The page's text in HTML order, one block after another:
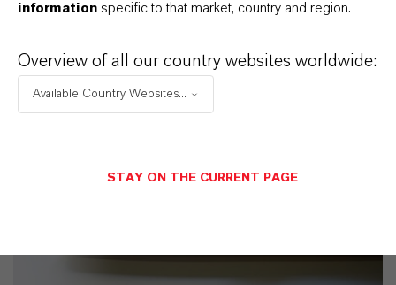
information specific to that market, country and region.
Overview of all our country websites worldwide:
Available Country Websites...
STAY ON THE CURRENT PAGE